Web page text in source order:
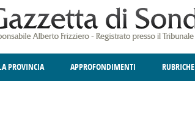
PROVINCIA APPROFONDIMENTI RUBRICHE